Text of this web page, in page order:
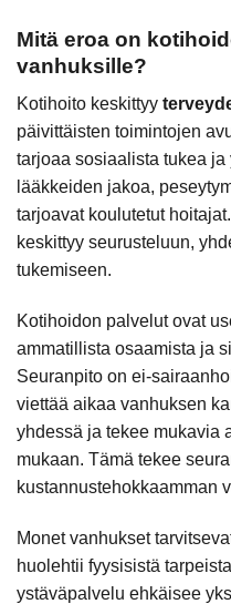
Mitä eroa on
vanhuksille?
Kotihoito keskittyy
päivittäisten toimintojen
tarjoaa sosiaalista tukea
lääkkeiden jakoa,
tarjoavat koulutetut
keskittyy seurusteluun,
tukemiseen.
Kotihoidon palvelut ovat
ammatillista osaamista ja
Seuranpito on ei-
viettää aikaa vanhuksen
yhdessä ja tekee mukavia
mukaan. Tämä tekee
kustannustehokkaamman
Monet vanhukset
huolehtii fyysisistä
ystäväpalvelu ehkäisee